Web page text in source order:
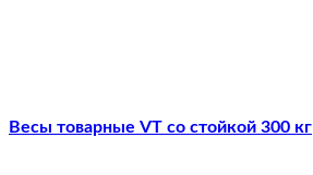
Весы товарные VT со стойкой 300 кг